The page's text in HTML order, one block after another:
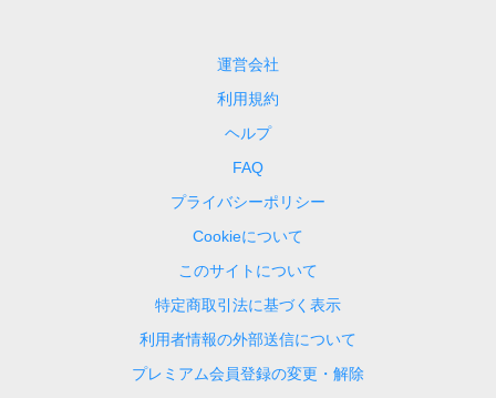
運営会社
利用規約
ヘルプ
FAQ
プライバシーポリシー
Cookieについて
このサイトについて
特定商取引法に基づく表示
利用者情報の外部送信について
プレミアム会員登録の変更・解除